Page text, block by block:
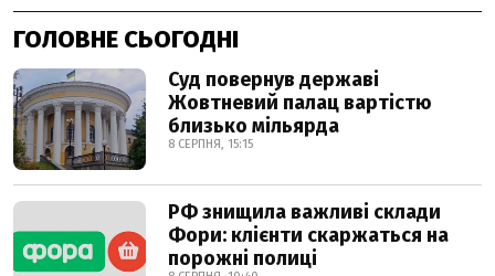
ГОЛОВНЕ СЬОГОДНІ
Суд повернув державі
Жовтневий палац вартістю
близько мільярда
8 СЕРПНЯ, 15:15
РФ знищила важливі склади
Фори: клієнти скаржаться на
порожні полиці